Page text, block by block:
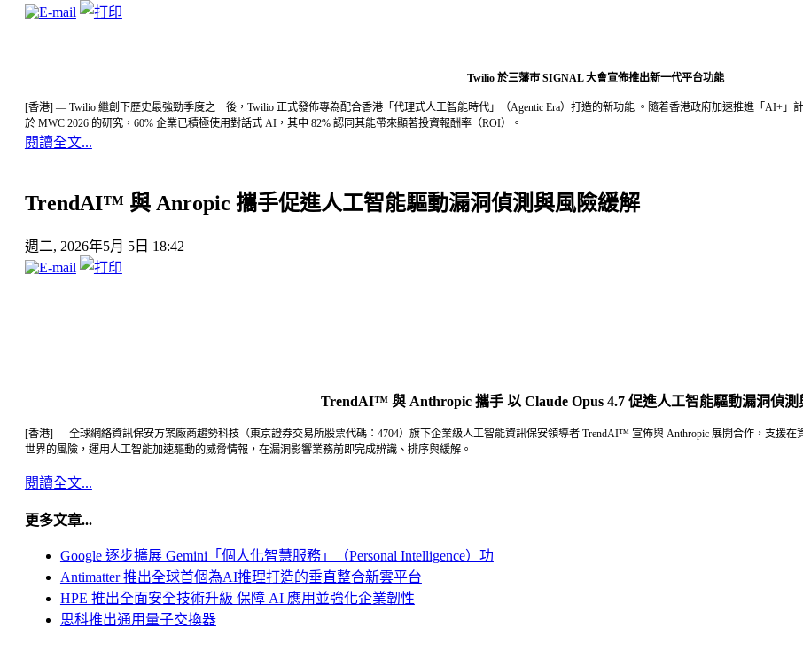
Twilio 於三藩市 SIGNAL 大會宣佈推出新一代平台功能
[香港] — Twilio 繼創下歷史最強勁季度之一後，Twilio 正式發佈專為配合香港「代理式人工智能時代」（Agentic Era）打造的新功能 。隨着香港政府加速推進「AI+
於 MWC 2026 的研究，60% 企業已積極使用對話式 AI，其中 82% 認同其能帶來顯著投資報酬率（ROI）。
閱讀全文...
TrendAI™ 與 Anropic 攜手促進人工智能驅動漏洞偵測與風險緩解
週二, 2026年5月 5日 18:42
TrendAI™ 與 Anthropic 攜手 以 Claude Opus 4.7 促進人工智能驅動漏洞偵測
[香港] — 全球網絡資訊保安方案廠商趨勢科技（東京證券交易所股票代碼：4704）旗下企業級人工智能資訊保安領導者 TrendAI™ 宣佈與 Anthropic 展開合作，支援在
世界的風險，運用人工智能加速驅動的威脅情報，在漏洞影響業務前即完成辨識、排序與緩解。
閱讀全文...
更多文章...
Google 逐步擴展 Gemini「個人化智慧服務」（Personal Intelligence）功
Antimatter 推出全球首個為AI推理打造的垂直整合新雲平台
HPE 推出全面安全技術升級 保障 AI 應用並強化企業韌性
思科推出通用量子交換器